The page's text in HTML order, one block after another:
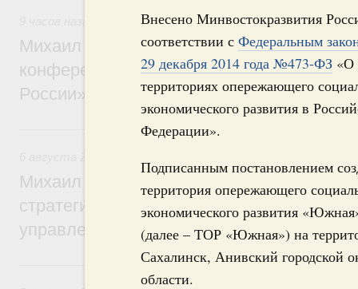
Внесено Минвостокразвития
соответствии с Федеральным
29 декабря 2014 года №473-ФЗ «О
территориях опережающего
экономического развития в
Федерации».
Подписанным постановлением
территория опережающего
экономического развития
(далее – ТОР «Южная») на
Сахалинск, Анивский городской
области.
Отрасль информационных технологий
Михаил Мишустин дал поручения по
конференции «Цифровая индустрия
России»
6 августа, четверг
Михаил Мишустин дал поручения по
стратегической сессии о
управления научно-технологическим
5 августа, среда